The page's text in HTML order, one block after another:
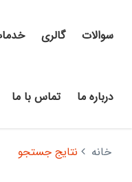
سوالات گالری
درباره ما تماس با ما
خانه نتایج جستجو